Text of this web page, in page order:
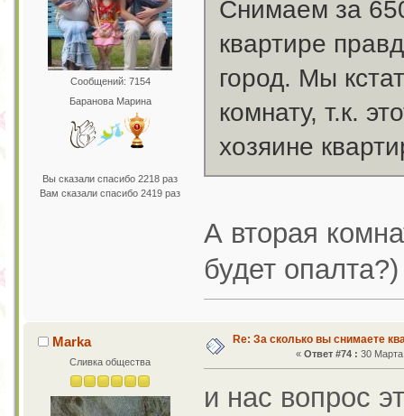
Сообщений: 7154
Баранова Марина
Вы сказали спасибо 2218 раз
Вам сказали спасибо 2419 раз
Снимаем за
квартире
город. Мы
комнату, т.к.
хозяине
А вторая
будет опалта?)
Marka
Сливка общества
Re: За сколько вы снимаете
«Ответ #74 : 30
и нас вопрос